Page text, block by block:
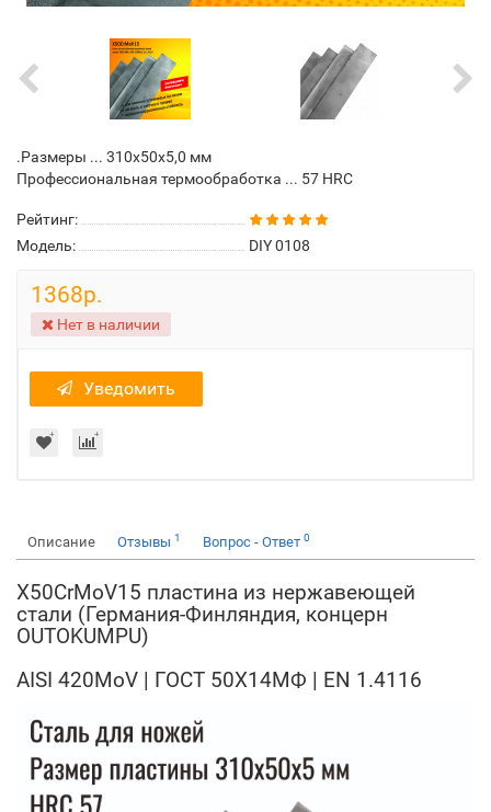
.Размеры ... 310х50х5,0 мм
Профессиональная термообработка ... 57 HRC
Рейтинг:
Модель:
DIY 0108
1368р.
Нет в наличии
Уведомить
Описание Отзывы 1 Вопрос - Ответ 0
X50CrMoV15 пластина из нержавеющей
стали (Германия-Финляндия, концерн
OUTOKUMPU)
AISI 420MoV | ГОСТ 50Х14МФ | EN 1.4116